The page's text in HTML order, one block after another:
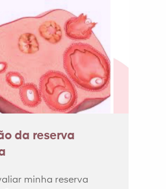
da reserva
minha reserva